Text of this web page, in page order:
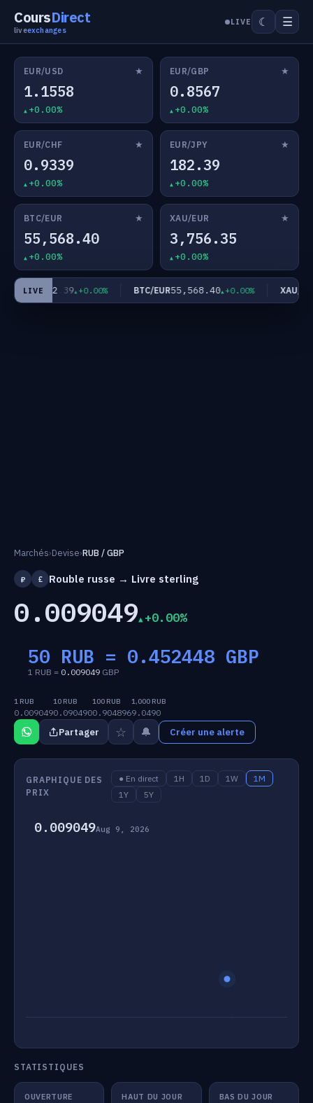
CoursDirect
liveexchanges
LIVE ☾ ☰
EUR/USD ★
1.1558
+0.00%
EUR/GBP ★
0.8567
+0.00%
EUR/CHF ★
0.9339
+0.00%
EUR/JPY ★
182.39
+0.00%
BTC/EUR ★
55,568.40
+0.00%
XAU/EUR ★
3,756.35
+0.00%
LIVE
JPY182.39 +0.00% BTC/EUR55,568.40 +0.00% XAU/EUR
Marchés›Devise›RUB / GBP
₽ £ Rouble russe → Livre sterling
0.009049 +0.00%
50 RUB = 0.452448 GBP
1 RUB = 0.009049 GBP
1 RUB
0.009049
10 RUB
0.090490
100 RUB
0.904896
1,000 RUB
9.0490
Partager ☆ 🔔 Créer une alerte
GRAPHIQUE DES
PRIX
● En direct 1H 1D 1W
1M
1Y
5Y
0.009049Aug 9, 2026
STATISTIQUES
OUVERTURE HAUT DU JOUR BAS DU JOUR